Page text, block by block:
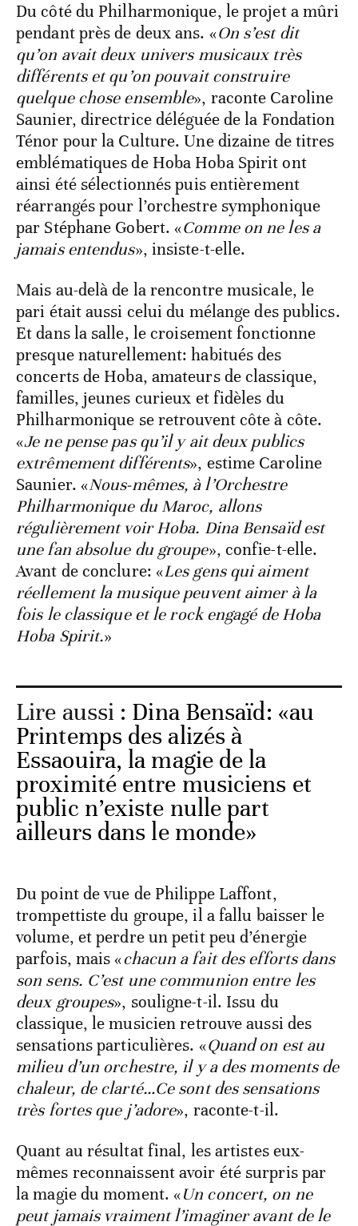
Du côté du Philharmonique, le projet a mûri
pendant près de deux ans. «On s’est dit
qu’on avait deux univers musicaux très
différents et qu’on pouvait construire
quelque chose ensemble», raconte Caroline
Saunier, directrice déléguée de la Fondation
Ténor pour la Culture. Une dizaine de titres
emblématiques de Hoba Hoba Spirit ont
ainsi été sélectionnés puis entièrement
réarrangés pour l’orchestre symphonique
par Stéphane Gobert. «Comme on ne les a
jamais entendus», insiste-t-elle.
Mais au-delà de la rencontre musicale, le
pari était aussi celui du mélange des publics.
Et dans la salle, le croisement fonctionne
presque naturellement: habitués des
concerts de Hoba, amateurs de classique,
familles, jeunes curieux et fidèles du
Philharmonique se retrouvent côte à côte.
«Je ne pense pas qu’il y ait deux publics
extrêmement différents», estime Caroline
Saunier. «Nous-mêmes, à l’Orchestre
Philharmonique du Maroc, allons
régulièrement voir Hoba. Dina Bensaïd est
une fan absolue du groupe», confie-t-elle.
Avant de conclure: «Les gens qui aiment
réellement la musique peuvent aimer à la
fois le classique et le rock engagé de Hoba
Hoba Spirit.»
Lire aussi : Dina Bensaïd: «au
Printemps des alizés à
Essaouira, la magie de la
proximité entre musiciens et
public n’existe nulle part
ailleurs dans le monde»
Du point de vue de Philippe Laffont,
trompettiste du groupe, il a fallu baisser le
volume, et perdre un petit peu d’énergie
parfois, mais «chacun a fait des efforts dans
son sens. C’est une communion entre les
deux groupes», souligne-t-il. Issu du
classique, le musicien retrouve aussi des
sensations particulières. «Quand on est au
milieu d’un orchestre, il y a des moments de
chaleur, de clarté…Ce sont des sensations
très fortes que j’adore», raconte-t-il.
Quant au résultat final, les artistes eux-
mêmes reconnaissent avoir été surpris par
la magie du moment. «Un concert, on ne
peut jamais vraiment l’imaginer avant de le